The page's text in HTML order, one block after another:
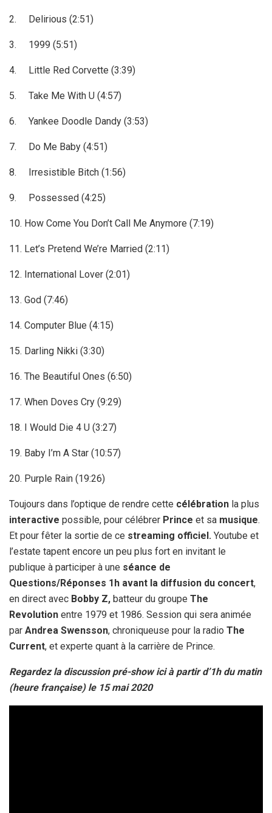
2. Delirious (2:51)
3. 1999 (5:51)
4. Little Red Corvette (3:39)
5. Take Me With U (4:57)
6. Yankee Doodle Dandy (3:53)
7. Do Me Baby (4:51)
8. Irresistible Bitch (1:56)
9. Possessed (4:25)
10. How Come You Don’t Call Me Anymore (7:19)
11. Let’s Pretend We’re Married (2:11)
12. International Lover (2:01)
13. God (7:46)
14. Computer Blue (4:15)
15. Darling Nikki (3:30)
16. The Beautiful Ones (6:50)
17. When Doves Cry (9:29)
18. I Would Die 4 U (3:27)
19. Baby I’m A Star (10:57)
20. Purple Rain (19:26)
Toujours dans l’optique de rendre cette célébration la plus
interactive possible, pour célébrer Prince et sa musique.
Et pour fêter la sortie de ce streaming officiel. Youtube et
l’estate tapent encore un peu plus fort en invitant le
publique à participer à une séance de
Questions/Réponses 1h avant la diffusion du concert,
en direct avec Bobby Z, batteur du groupe The
Revolution entre 1979 et 1986. Session qui sera animée
par Andrea Swensson, chroniqueuse pour la radio The
Current, et experte quant à la carrière de Prince.
Regardez la discussion pré-show ici à partir d’1h du matin
(heure française) le 15 mai 2020